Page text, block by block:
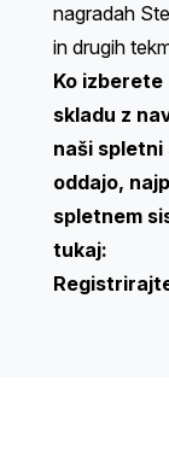
nagradah
in drugih
Ko
skladu z
naši
oddajo,
spletnem
tukaj: